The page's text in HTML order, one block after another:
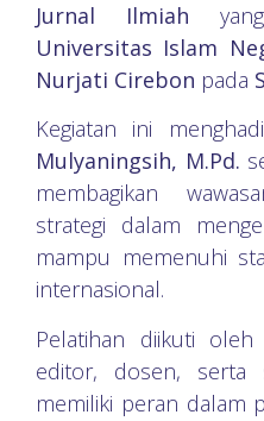
Jurnal Ilmiah
Universitas Islam
Nurjati Cirebon pada
Kegiatan ini
Mulyaningsih, M.Pd.
membagikan
strategi dalam
mampu memenuhi
internasional.
Pelatihan diikuti
editor, dosen, serta
memiliki peran dalam